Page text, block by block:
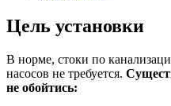
Цель установки
В норме, стоки по
насосов не требуется.
не обойтись: